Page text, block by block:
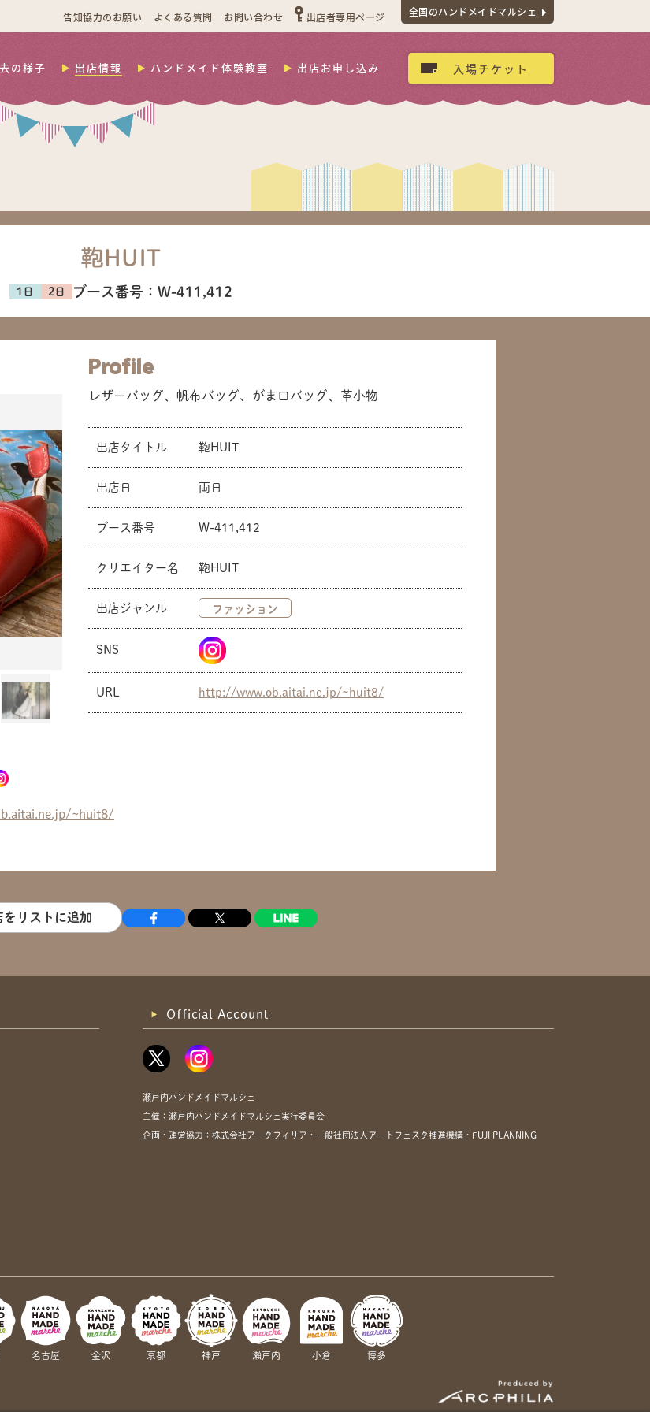
告知協力のお願い よくある質問 お問い合わせ 出店者専用ページ 全国のハンドメイドマルシェ
の様子 出店情報 ハンドメイド体験教室 出店お申し込み 入場チケット
鞄HUIT
ブース番号： W-411,412
Profile
レザーバッグ、帆布バッグ、がま口バッグ、革小物
出店タイトル 鞄HUIT
出店日 両日
ブース番号 W-411,412
クリエイター名 鞄HUIT
出店ジャンル ファッション
SNS
URL http://www.ob.aitai.ne.jp/~huit8/
~huit8/
をリストに追加
Official Account
瀬戸内ハンドメイドマルシェ
主催：瀬戸内ハンドメイドマルシェ実行委員会
企画・運営協力：株式会社アークフィリア・一般社団法人アートフェスタ推進機構・FUJI PLANNING
名古屋 金沢 京都 神戸 瀬戸内 小倉 博多